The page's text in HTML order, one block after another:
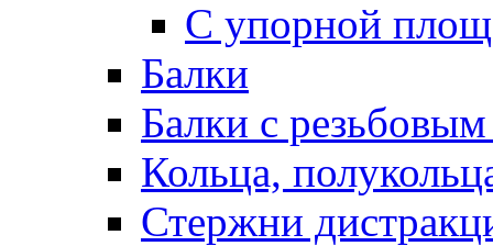
С упорной
Балки
Балки с
Кольца,
Стержни